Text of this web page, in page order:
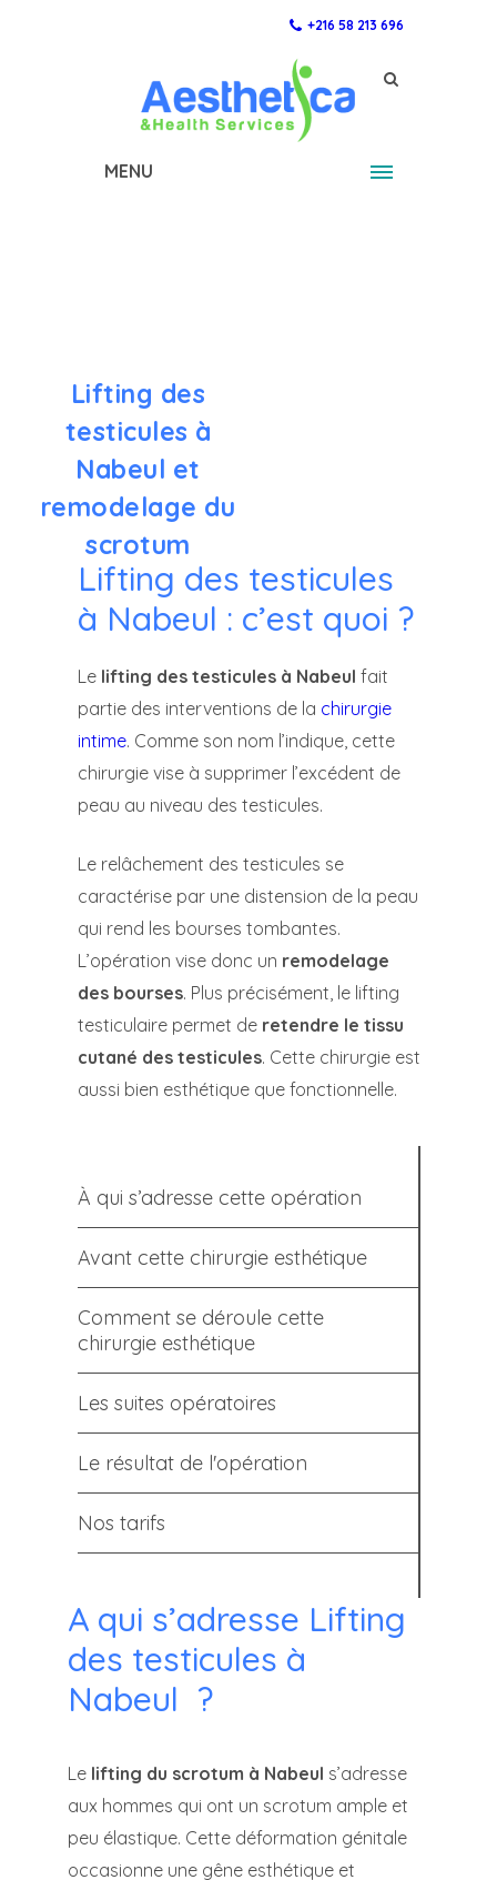
+216 58 213 696
MENU
Lifting des
testicules à
Nabeul et
remodelage du
scrotum
Lifting des testicules
à Nabeul : c’est quoi ?
Le lifting des testicules à Nabeul fait
partie des interventions de la chirurgie
intime. Comme son nom l’indique, cette
chirurgie vise à supprimer l’excédent de
peau au niveau des testicules.
Le relâchement des testicules se
caractérise par une distension de la peau
qui rend les bourses tombantes.
L’opération vise donc un remodelage
des bourses. Plus précisément, le lifting
testiculaire permet de retendre le tissu
cutané des testicules. Cette chirurgie est
aussi bien esthétique que fonctionnelle.
À qui s’adresse cette opération
Avant cette chirurgie esthétique
Comment se déroule cette
chirurgie esthétique
Les suites opératoires
Le résultat de l'opération
Nos tarifs
A qui s’adresse Lifting
des testicules à
Nabeul ?
Le lifting du scrotum à Nabeul s’adresse
aux hommes qui ont un scrotum ample et
peu élastique. Cette déformation génitale
occasionne une gêne esthétique et